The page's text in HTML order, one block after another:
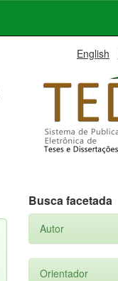
English
Busca facetada
Autor
Orientador